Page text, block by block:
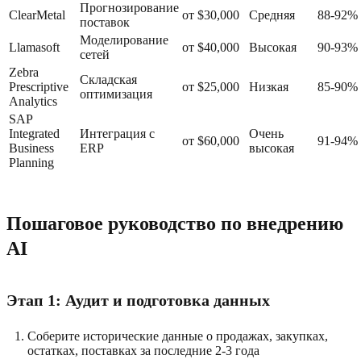
ClearMetal
Прогнозирование
поставок
от $30,000 Средняя 88-92%
Llamasoft
Моделирование
сетей
от $40,000 Высокая
90-93%
Zebra
Prescriptive
Analytics
Складская
оптимизация
от $25,000 Низкая 85-90%
SAP
Integrated
Business
Planning
Интеграция с
ERP
от $60,000
Очень
высокая
91-94%
Пошаговое руководство по внедрению
AI
Этап 1: Аудит и подготовка данных
Соберите исторические данные о продажах, закупках,
остатках, поставках за последние 2-3 года